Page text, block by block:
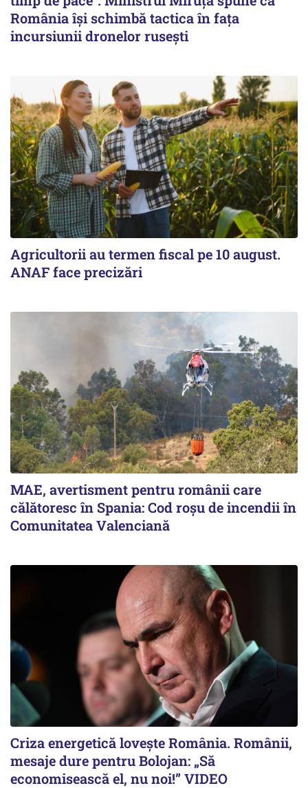
România își schimbă tactica în fața
incursiunii dronelor rusești
Agricultorii au termen fiscal pe 10 august.
ANAF face precizări
MAE, avertisment pentru românii care
călătoresc în Spania: Cod roșu de incendii în
Comunitatea Valenciană
Criza energetică lovește România. Românii,
mesaje dure pentru Bolojan: „Să
economisească el, nu noi!” VIDEO